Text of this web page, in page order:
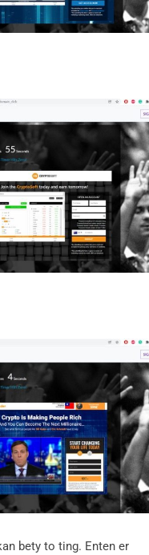
bety to ting. Enten er